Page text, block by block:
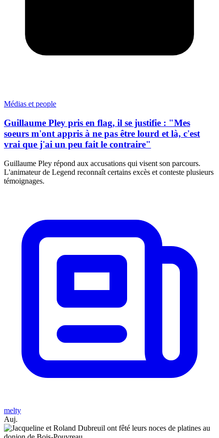
Médias et people
Guillaume Pley pris en flag, il se justifie : "Mes
soeurs m'ont appris à ne pas être lourd et là, c'est
vrai que j'ai un peu fait le contraire"
Guillaume Pley répond aux accusations qui visent son parcours.
L'animateur de Legend reconnaît certains excès et conteste plusieurs
témoignages.
melty
Auj.